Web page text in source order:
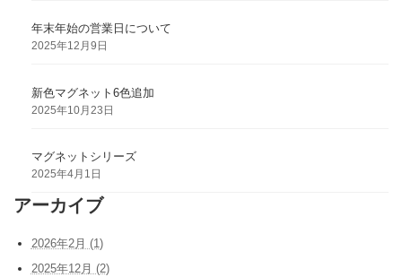
年末年始の営業日について
2025年12月9日
新色マグネット6色追加
2025年10月23日
マグネットシリーズ
2025年4月1日
アーカイブ
2026年2月 (1)
2025年12月 (2)